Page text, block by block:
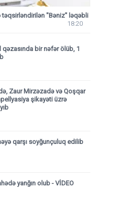
"Bəniz" ləqəbli
18:20
qəzasında bir nəfər ölüb, 1
Zaur Mirzəzadə və Qoşqar
şikayəti üzrə
qarşı soyğunçuluq edilib
yanğın olub - VİDEO